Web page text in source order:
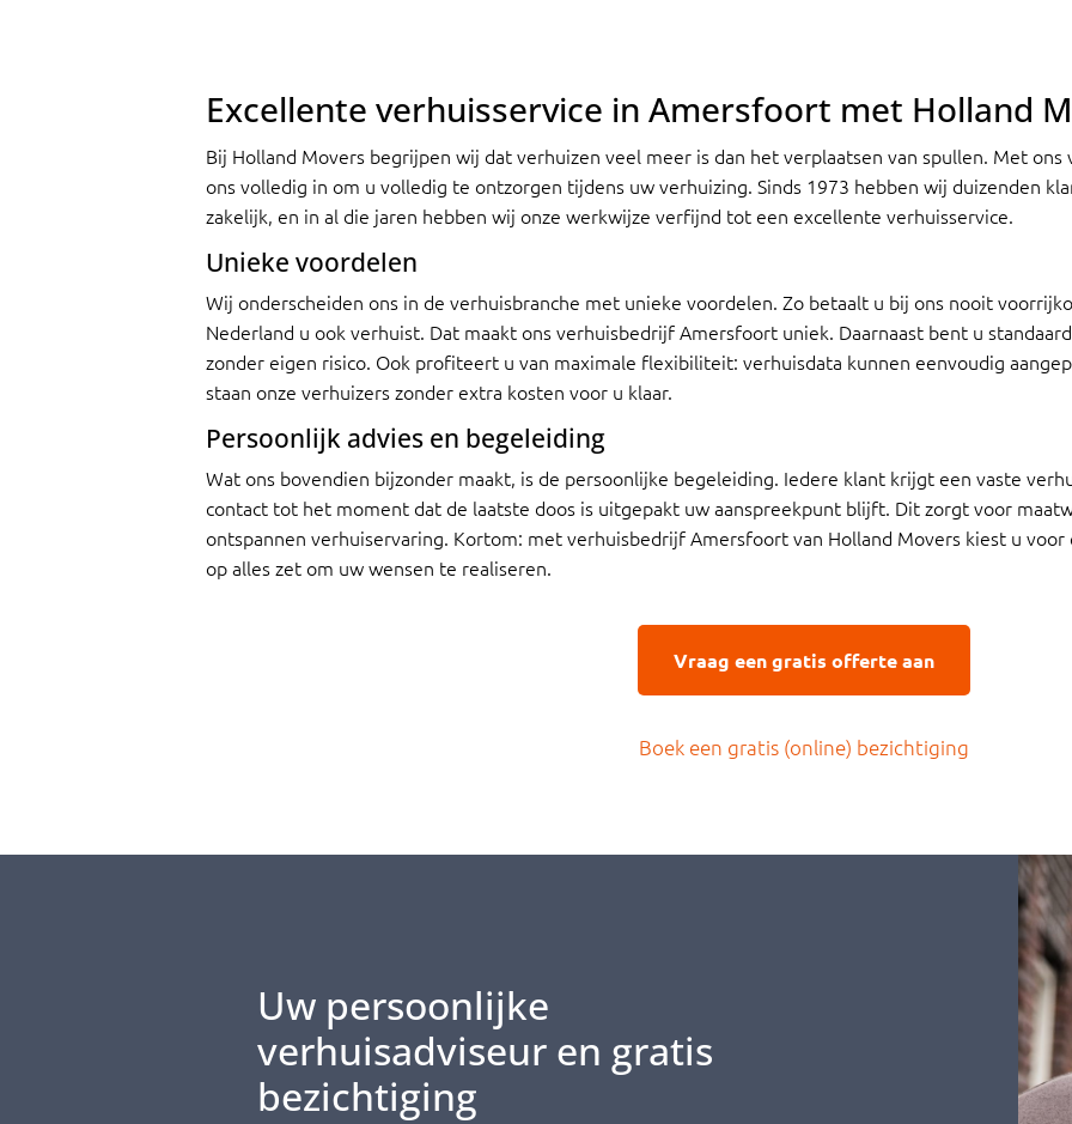
Excellente verhuisservice in Amersfoort met Holland
Bij Holland Movers begrijpen wij dat verhuizen veel meer is dan het verplaatsen van spullen. Met
ons volledig in om u volledig te ontzorgen tijdens uw verhuizing. Sinds 1973 hebben wij duizenden
zakelijk, en in al die jaren hebben wij onze werkwijze verfijnd tot een excellente verhuisservice.
Unieke voordelen
Wij onderscheiden ons in de verhuisbranche met unieke voordelen. Zo betaalt u bij ons nooit
Nederland u ook verhuist. Dat maakt ons verhuisbedrijf Amersfoort uniek. Daarnaast bent u
zonder eigen risico. Ook profiteert u van maximale flexibiliteit: verhuisdata kunnen eenvoudig
staan onze verhuizers zonder extra kosten voor u klaar.
Persoonlijk advies en begeleiding
Wat ons bovendien bijzonder maakt, is de persoonlijke begeleiding. Iedere klant krijgt een vaste
contact tot het moment dat de laatste doos is uitgepakt uw aanspreekpunt blijft. Dit zorgt voor
ontspannen verhuiservaring. Kortom: met verhuisbedrijf Amersfoort van Holland Movers kiest u
op alles zet om uw wensen te realiseren.
Vraag een gratis offerte aan
Boek een gratis (online) bezichtiging
Uw persoonlijke
verhuisadviseur en gratis
bezichtiging